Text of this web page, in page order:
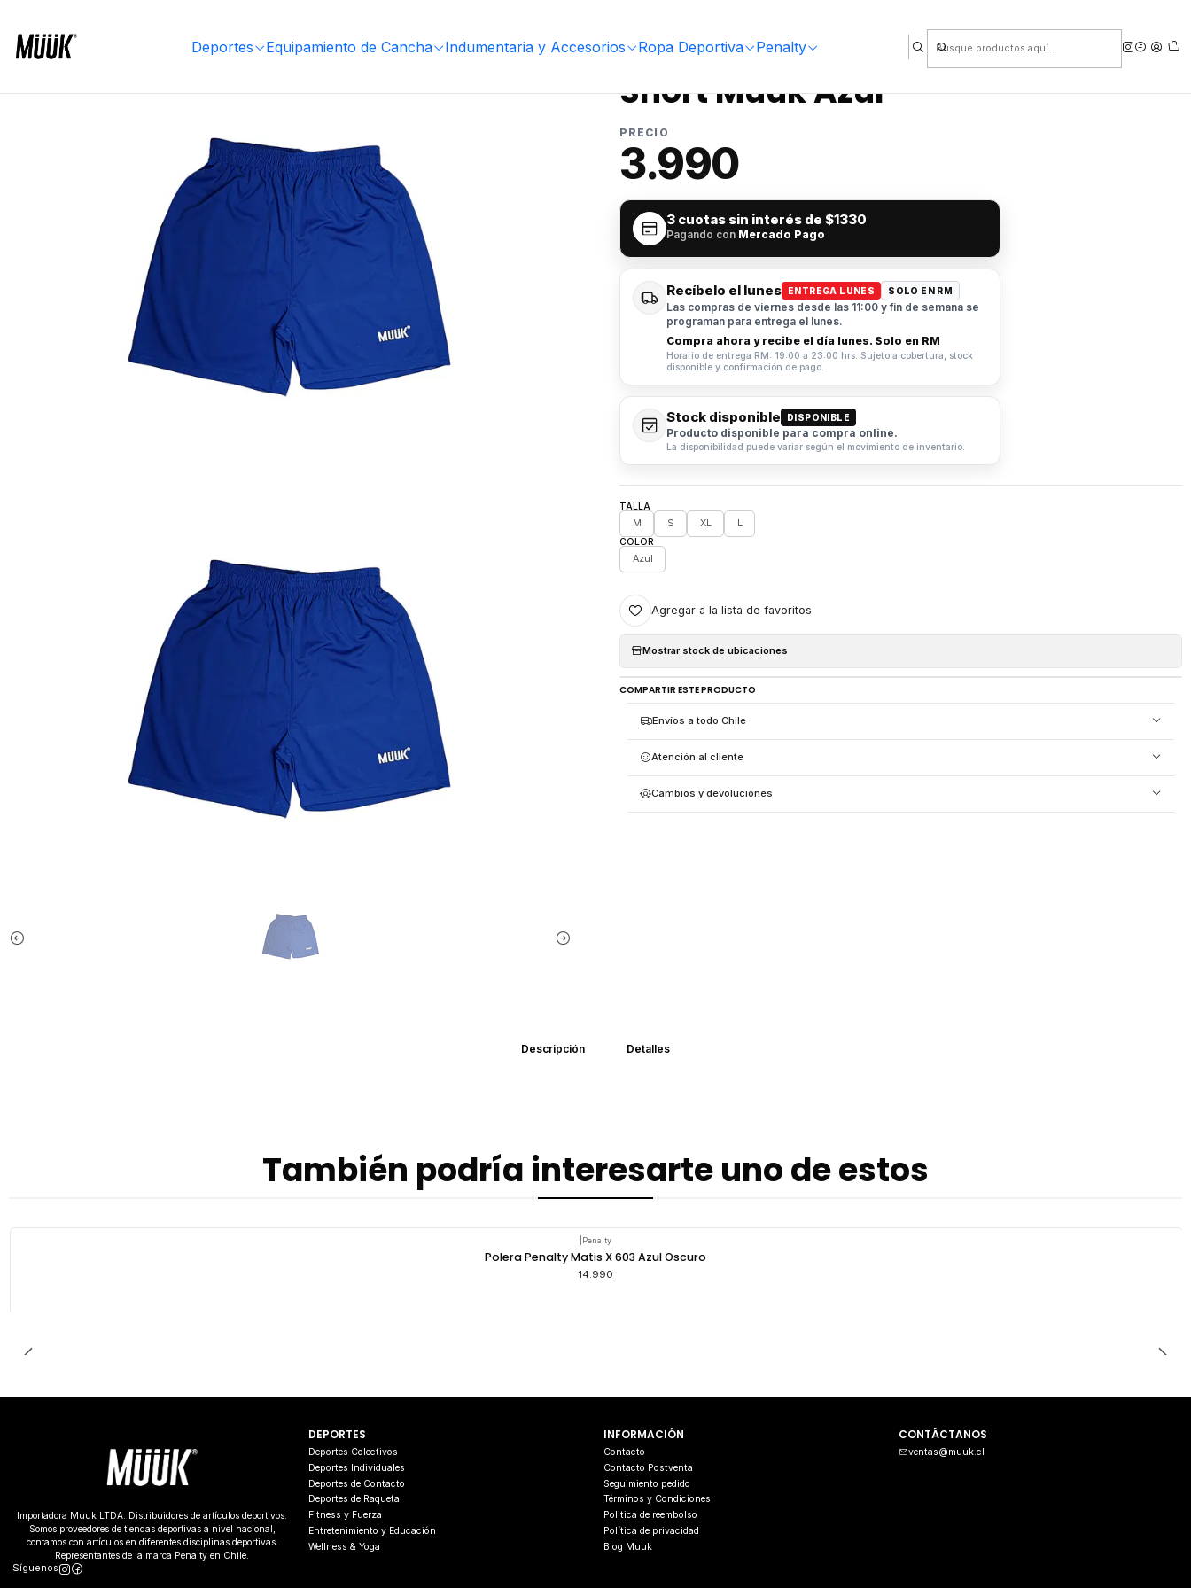
Deportes Equipamiento de Cancha Indumentaria y Accesorios Ropa Deportiva Penalty
Short Muuk Azul
PRECIO
3.990
3 cuotas sin interés de $1330
Pagando con Mercado Pago
Recíbelo el lunes ENTREGA LUNES SOLO EN RM
Las compras de viernes desde las 11:00 y fin de semana se
programan para entrega el lunes.
Compra ahora y recibe el día lunes. Solo en RM
Horario de entrega RM: 19:00 a 23:00 hrs. Sujeto a cobertura, stock
disponible y confirmación de pago.
Stock disponible DISPONIBLE
Producto disponible para compra online.
La disponibilidad puede variar según el movimiento de inventario.
TALLA
M S XL L
COLOR
Azul
Agregar a la lista de favoritos
Mostrar stock de ubicaciones
COMPARTIR ESTE PRODUCTO
Envíos a todo Chile
Atención al cliente
Cambios y devoluciones
Descripción Detalles
También podría interesarte uno de estos
Penalty
Polera Penalty Matis X 603 Azul Oscuro
14.990
Importadora Muuk LTDA. Distribuidores de artículos deportivos.
Somos proveedores de tiendas deportivas a nivel nacional,
contamos con artículos en diferentes disciplinas deportivas.
Representantes de la marca Penalty en Chile.
Síguenos
DEPORTES
Deportes Colectivos
Deportes Individuales
Deportes de Contacto
Deportes de Raqueta
Fitness y Fuerza
Entretenimiento y Educación
Wellness & Yoga
INFORMACIÓN
Contacto
Contacto Postventa
Seguimiento pedido
Términos y Condiciones
Politica de reembolso
Política de privacidad
Blog Muuk
CONTÁCTANOS
ventas@muuk.cl